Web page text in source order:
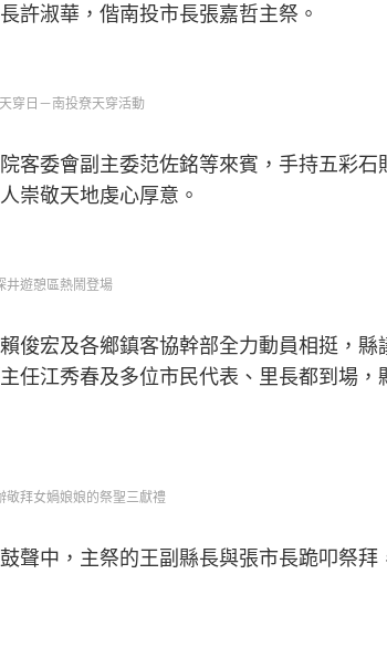
許淑華，偕南投市長張嘉哲主祭。
穿日－南投尞天穿活動
客委會副主委范佐銘等來賓，手持五彩石
崇敬天地虔心厚意。
井遊憩區熱鬧登場
俊宏及各鄉鎮客協幹部全力動員相挺，縣
任江秀春及多位市民代表、里長都到場，
敬拜女媧娘娘的祭聖三獻禮
聲中，主祭的王副縣長與張市長跪叩祭拜